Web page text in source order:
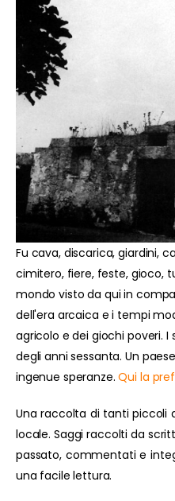
Fu cava, discarica, giardini,
cimitero, fiere, feste, gioco,
mondo visto da qui in
dell'era arcaica e i tempi
agricolo e dei giochi poveri.
degli anni sessanta. Un
ingenue speranze.Qui la
Una raccolta di tanti piccoli
locale. Saggi raccolti da
passato, commentati e
una facile lettura.